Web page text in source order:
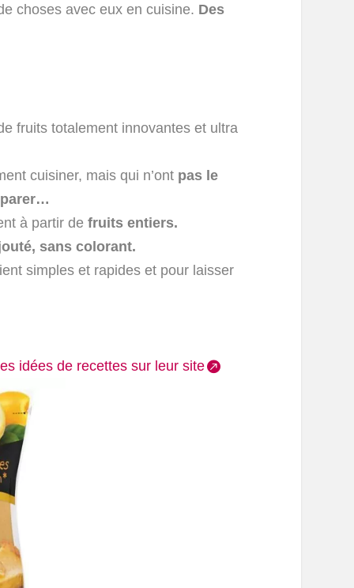
choses avec eux en cuisine. Des
fruits totalement innovantes et ultra
cuisiner, mais qui n’ont pas le
à partir de fruits entiers.
sans colorant.
simples et rapides et pour laisser
idées de recettes sur leur site